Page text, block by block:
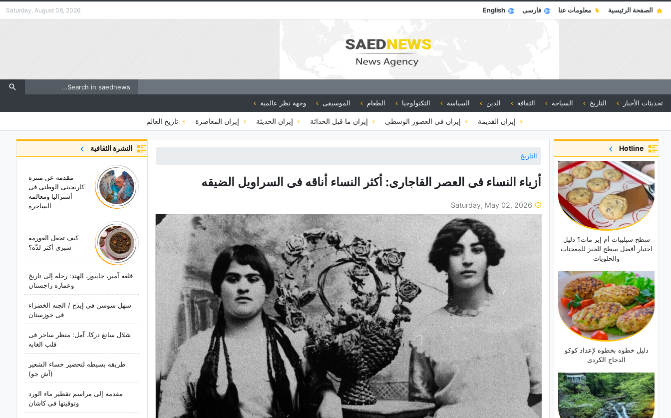
الصفحة الرئيسية معلومات عنا فارسی English
Saturday, August 08, 2026
تحديثات الأخبار التاريخ السياحة الثقافة الدين السياسة التكنولوجيا الطعام الموسيقى وجهة نظر عالمية
إيران القديمة إيران في العصور الوسطى إيران ما قبل الحداثة إيران الحديثة إيران المعاصرة تاريخ العالم
التاريخ
أزیاء النساء فی العصر القاجاری: أکثر النساء أناقه فی السراویل الضیقه
النشرة الثقافية
مقدمه عن منتزه
کاریجینی الوطنی فی
أسترالیا ومعالمه
الساحره
کیف تجعل الغورمه
سبزی أکثر لذّه؟
قلعه آمبر، جایبور، الهند: رحله إلى تاریخ
وعماره راجستان
سهل سوسن فی إیذج / الجنه الخضراء
فی خوزستان
شلال سانغ درکا، آمل: منظر ساحر فی
قلب الغابه
طریقه بسیطه لتحضیر حساء الشعیر
(آش جو)
مقدمه إلى مراسم تقطیر ماء الورد
وتوقیتها فی کاشان
Hotline
سطح سیلیبات أم إیر مات؟ دلیل
اختیار أفضل سطح للخبز للمعجنات
والحلویات
دلیل خطوه بخطوه لإعداد کوکو
الدجاج الکردی